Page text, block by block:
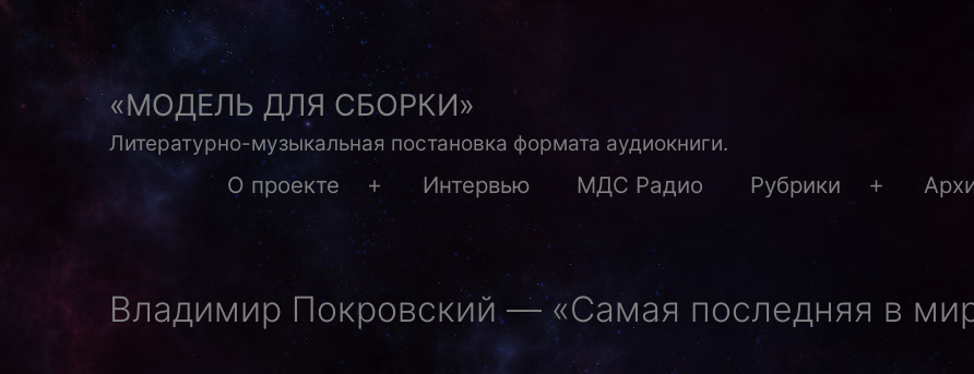
Перейти
содержимому«МОДЕЛЬ ДЛЯ СБОРКИ»
Литературно-музыкальная постановка формата аудиокниги.
О проекте
Открыть
меню
Интервью МДС Радио Рубрики
Открыть
Владимир Покровский — «Самая последняя в